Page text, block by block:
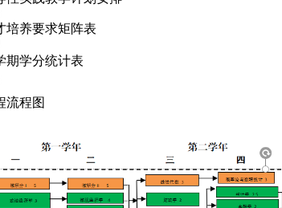
培养要求矩阵表
期学分统计表
流程图